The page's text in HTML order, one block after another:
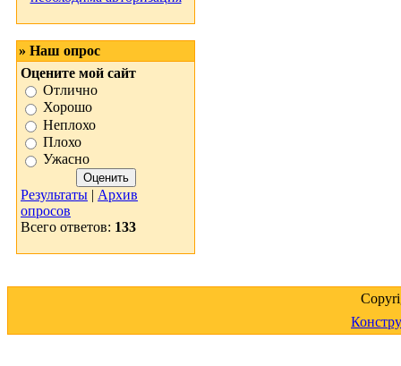
» Наш опрос
Оцените мой сайт
Отлично
Хорошо
Неплохо
Плохо
Ужасно
Результаты | Архив
опросов
Всего ответов: 133